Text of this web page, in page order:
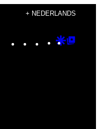
+ NEDERLANDS
Instagram
TikTok
YouTube
Google